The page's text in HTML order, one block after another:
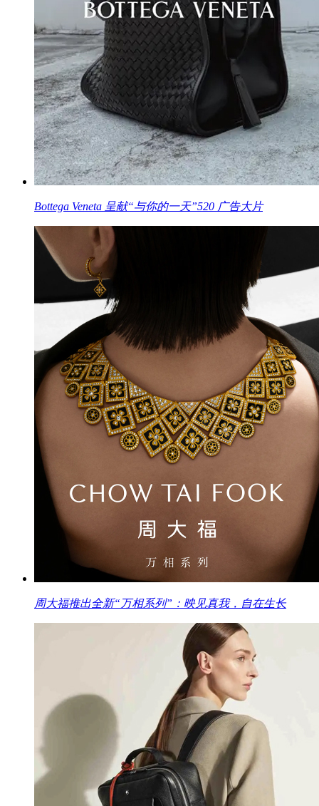
Bottega Veneta 呈献“与你的一天”520 广告大片
周大福推出全新“万相系列”：映见真我，自在生长